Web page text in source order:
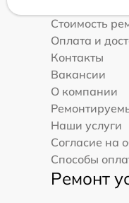
Стоимость
Оплата и
Контакты
Вакансии
О компании
Наши услуги
Согласие на
Способы
Ремонт